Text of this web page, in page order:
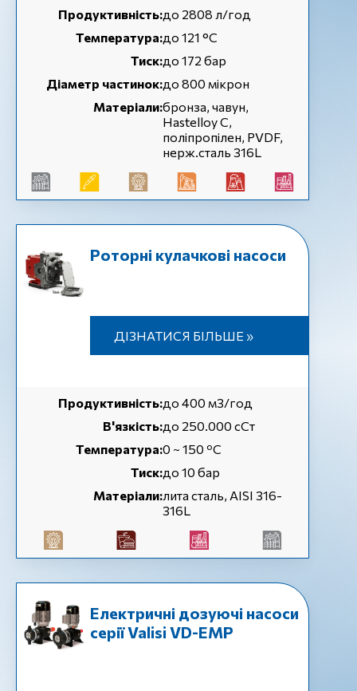
Продуктивність:до 2808 л/год
Температура:до 121 °С
Тиск:до 172 бар
Діаметр частинок:до 800 мікрон
Матеріали:бронза, чавун,
Hastelloy C,
поліпропілен, PVDF,
нерж.сталь 316L
Роторні кулачкові насоси
ДІЗНАТИСЯ БІЛЬШЕ »
Продуктивність:до 400 м3/год
В'язкість:до 250.000 сСт
Температура:0 ~ 150 ºC
Тиск:до 10 бар
Матеріали:лита сталь, AISI 316-
316L
Електричні дозуючі насоси
серії Valisi VD-EMP